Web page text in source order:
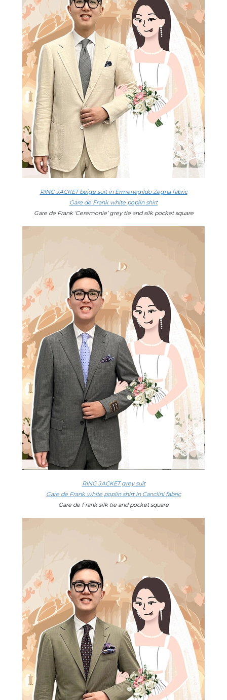
RING JACKET beige suit in Ermenegildo Zegna fabric
Gare de Frank white poplin shirt
Gare de Frank ‘Ceremonie’ grey tie and silk pocket square
RING JACKET grey suit
Gare de Frank white poplin shirt in Canclini fabric
Gare de Frank silk tie and pocket square